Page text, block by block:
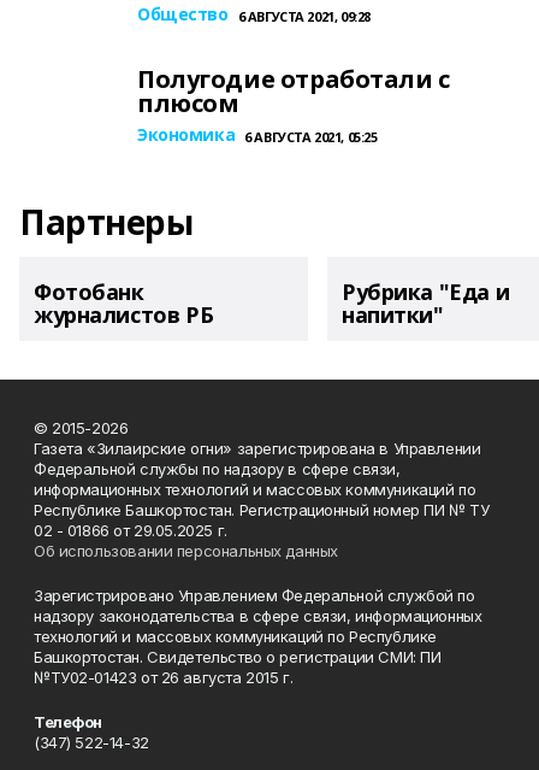
Общество 6 АВГУСТА 2021, 09:28
Полугодие отработали с
плюсом
Экономика 6 АВГУСТА 2021, 05:25
Партнеры
Фотобанк
журналистов РБ
Рубрика "Еда и
напитки"
© 2015-2026
Газета «Зилаирские огни» зарегистрирована в Управлении
Федеральной службы по надзору в сфере связи,
информационных технологий и массовых коммуникаций по
Республике Башкортостан. Регистрационный номер ПИ № ТУ
02 - 01866 от 29.05.2025 г.
Об использовании персональных данных
Зарегистрировано Управлением Федеральной службой по
надзору законодательства в сфере связи, информационных
технологий и массовых коммуникаций по Республике
Башкортостан. Свидетельство о регистрации СМИ: ПИ
№ТУ02-01423 от 26 августа 2015 г.
Телефон
(347) 522-14-32